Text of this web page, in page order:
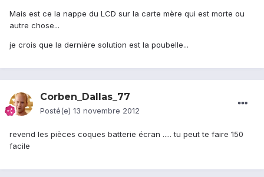
Mais est ce la nappe du LCD sur la carte mère qui est morte ou
autre chose...
je crois que la dernière solution est la poubelle...
Corben_Dallas_77
Posté(e) 13 novembre 2012
revend les pièces coques batterie écran ..... tu peut te faire 150
facile